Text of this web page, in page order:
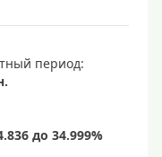
период: